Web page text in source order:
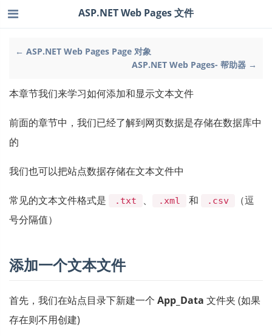
← ASP.NET Web Pages Page 对象
ASP.NET Web Pages- 帮助器 →
ASP.NET Web Pages 文件
本章节我们来学习如何添加和显示文本文件
前面的章节中，我们已经了解到网页数据是存储在数据库中
的
我们也可以把站点数据存储在文本文件中
常见的文本文件格式是 .txt 、 .xml 和 .csv
（逗
号分隔值）
添加一个文本文件
首先，我们在站点目录下新建一个 App_Data 文件夹 (如果
存在则不用创建)